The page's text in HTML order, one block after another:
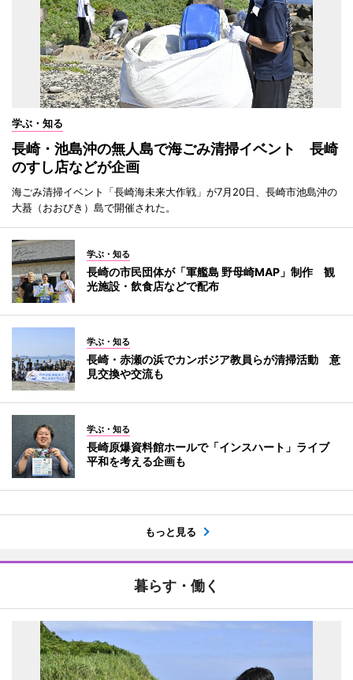
学ぶ・知る
長崎・池島沖の無人島で海ごみ清掃イベント 長崎
のすし店などが企画
海ごみ清掃イベント「長崎海未来大作戦」が7月20日、長崎市池島沖の
大蟇（おおびき）島で開催された。
学ぶ・知る
長崎の市民団体が「軍艦島 野母崎MAP」制作 観
光施設・飲食店などで配布
学ぶ・知る
長崎・赤瀬の浜でカンボジア教員らが清掃活動 意
見交換や交流も
学ぶ・知る
長崎原爆資料館ホールで「インスハート」ライブ
平和を考える企画も
もっと見る
暮らす・働く